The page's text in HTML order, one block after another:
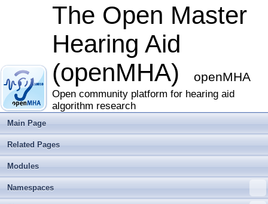
The Open Master
Hearing Aid
(openMHA)
openMHA
Open community platform for hearing aid
algorithm research
Main Page
Related Pages
Modules
Namespaces
double2acvar
DynComp
► equalize
► fader_wave
► fftfbpow
► fftfilter
►
► fshift
► fshift_hilbert
► gain
►
► gtfb_analyzer
► level_matching